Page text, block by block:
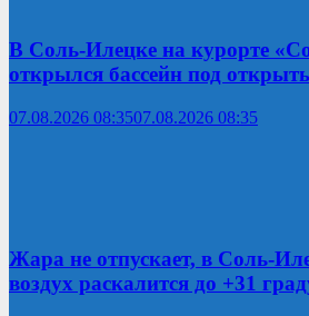
В Соль-Илецке на курорте
открылся бассейн под
07.08.2026 08:3507.08.2026 08:35
Жара не отпускает, в Соль-
воздух раскалится до +31